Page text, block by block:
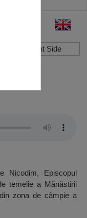
Hide Right Side
Nicodim, Episcopul
temelie a Mănăstirii
zona de câmpie a